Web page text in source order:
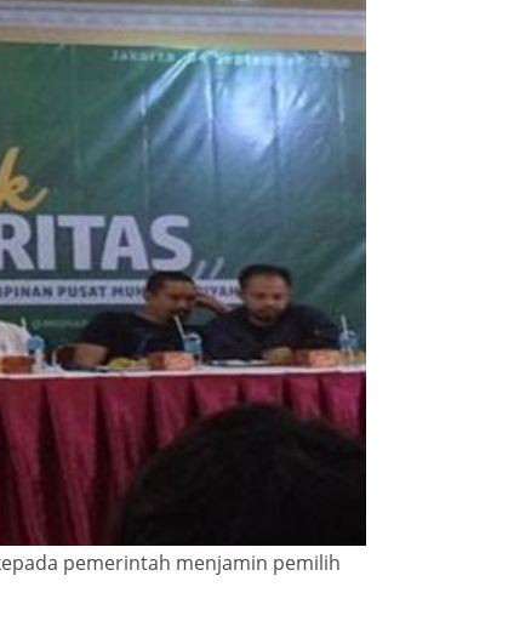
pemerintah menjamin pemilih